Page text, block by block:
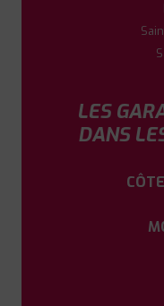
LES
DANS